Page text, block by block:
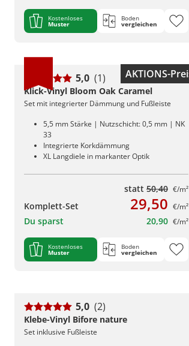
Kostenloses
Muster
Boden
vergleichen
AKTIONS-
5,0 (1)
Klick-Vinyl Bloom Oak Caramel
Set mit integrierter Dämmung und Fußleiste
5,5 mm Stärke | Nutzschicht: 0,5 mm | NK
33
Integrierte Korkdämmung
XL Langdiele in markanter Optik
statt 50,40 €/m²
Komplett-Set 29,50 €/m²
Du sparst 20,90 €/m²
Kostenloses
Muster
Boden
vergleichen
5,0 (2)
Klebe-Vinyl Bifore nature
Set inklusive Fußleiste